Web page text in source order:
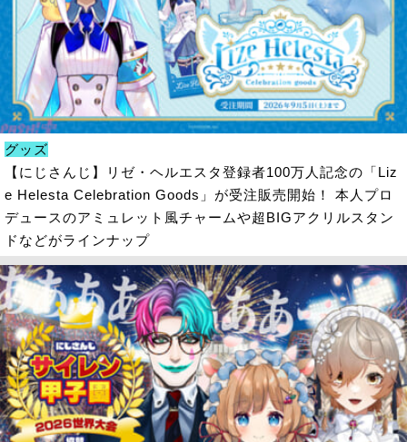
グッズ
【にじさんじ】リゼ・ヘルエスタ登録者100万人記念の「Liz
e Helesta Celebration Goods」が受注販売開始！ 本人プロ
デュースのアミュレット風チャームや超BIGアクリルスタン
ドなどがラインナップ